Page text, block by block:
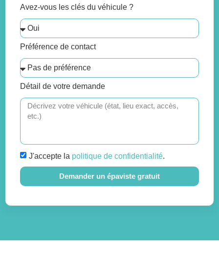
Avez-vous les clés du véhicule ?
Préférence de contact
Détail de votre demande
J'accepte la politique de confidentialité.
Demander un épaviste gratuit